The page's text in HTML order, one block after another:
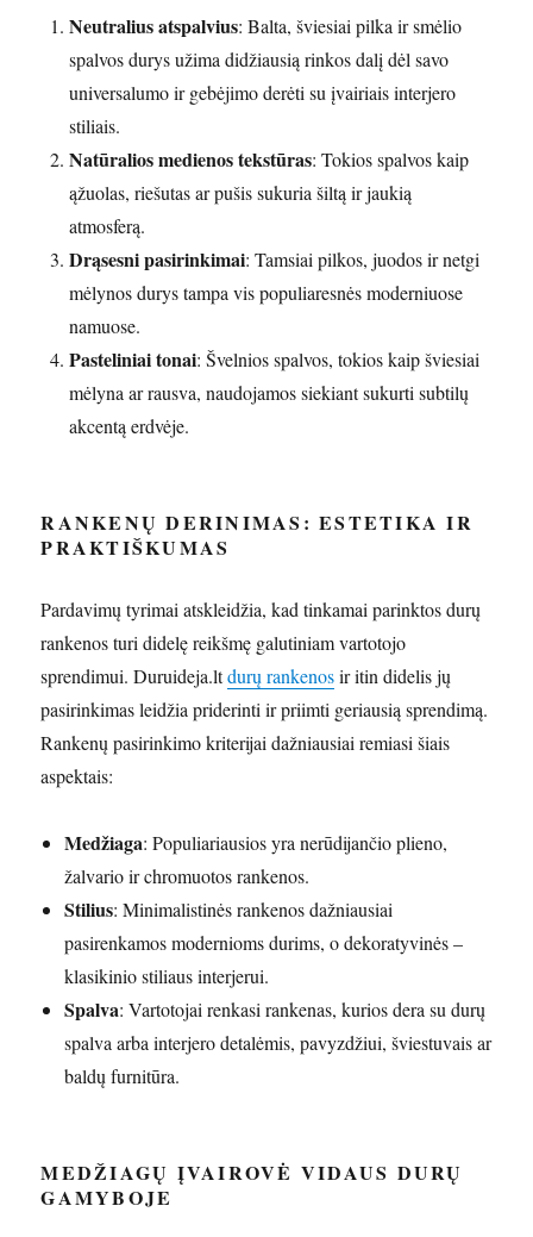
Neutralius atspalvius: Balta, šviesiai pilka ir smėlio
spalvos durys užima didžiausią rinkos dalį dėl savo
universalumo ir gebėjimo derėti su įvairiais interjero
stiliais.
Natūralios medienos tekstūras: Tokios spalvos kaip
ąžuolas, riešutas ar pušis sukuria šiltą ir jaukią
atmosferą.
Drąsesni pasirinkimai: Tamsiai pilkos, juodos ir netgi
mėlynos durys tampa vis populiaresnės moderniuose
namuose.
Pasteliniai tonai: Švelnios spalvos, tokios kaip šviesiai
mėlyna ar rausva, naudojamos siekiant sukurti subtilų
akcentą erdvėje.
RANKENŲ DERINIMAS: ESTETIKA IR
PRAKTIŠKUMAS
Pardavimų tyrimai atskleidžia, kad tinkamai parinktos durų
rankenos turi didelę reikšmę galutiniam vartotojo
sprendimui. Duruideja.ltdurų rankenosir itin didelis jų
pasirinkimas leidžia priderinti ir priimti geriausią sprendimą.
Rankenų pasirinkimo kriterijai dažniausiai remiasi šiais
aspektais:
Medžiaga: Populiariausios yra nerūdijančio plieno,
žalvario ir chromuotos rankenos.
Stilius: Minimalistinės rankenos dažniausiai
pasirenkamos modernioms durims, o dekoratyvinės –
klasikinio stiliaus interjerui.
Spalva: Vartotojai renkasi rankenas, kurios dera su durų
spalva arba interjero detalėmis, pavyzdžiui, šviestuvais ar
baldų furnitūra.
MEDŽIAGŲ ĮVAIROVĖ VIDAUS DURŲ
GAMYBOJE